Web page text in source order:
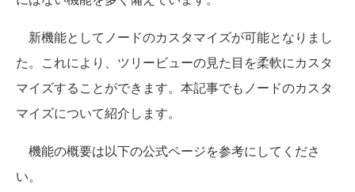
新機能としてノードのカスタマイズが可能となりまし
た。これにより、ツリービューの見た目を柔軟にカスタ
マイズすることができます。本記事でもノードのカスタ
マイズについて紹介します。
機能の概要は以下の公式ページを参考にしてくださ
い。